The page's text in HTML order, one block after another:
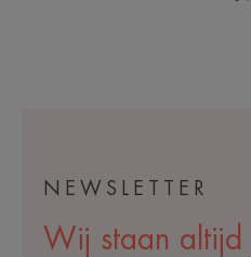
NEWSLETTER
Wij staan altijd